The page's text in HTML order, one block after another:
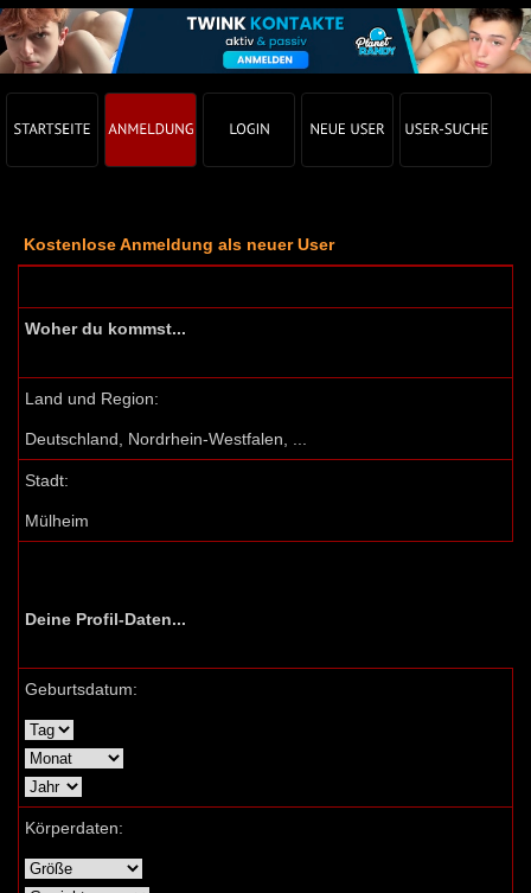
Kostenlose Anmeldung als neuer User
Woher du kommst...
Land und Region:
Deutschland, Nordrhein-Westfalen, ...
Stadt:
Mülheim
Deine Profil-Daten...
Geburtsdatum:
Körperdaten: